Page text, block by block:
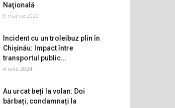
Naţională
9 martie 2020
Incident cu un troleibuz plin în
Chișinău: Impact între
transportul public...
4 iulie 2024
Au urcat beți la volan: Doi
bărbați, condamnați la